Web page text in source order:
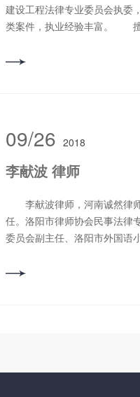
建设工程法律专业委员会执委
类案件，执业经验丰富。 擅
09/26 2018
李献波 律师
李献波律师，河南诚然律师
任。洛阳市律师协会民事法律
委员会副主任、洛阳市外国语
市律师协会2021年度律师工作
法律顾问，努力为当事人提供